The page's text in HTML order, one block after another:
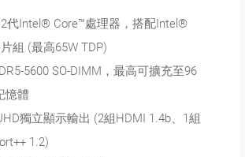
代Intel® Core™處理器，搭配Intel®
組 (最高65W TDP)
5600 SO-DIMM，最高可擴充至96
憶體
獨立顯示輸出 (2組HDMI 1.4b、1組
1.2)